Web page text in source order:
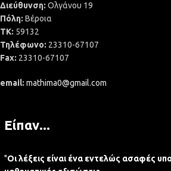
Διεύθυνση: Ολγάνου 19
Πόλη: Βέροια
ΤΚ: 59132
Τηλέφωνο: 23310-67107
Fax: 23310-67107
email: mathima0@gmail.com
Είπαν...
"Οι λέξεις είναι ένα εντελώς ασαφές